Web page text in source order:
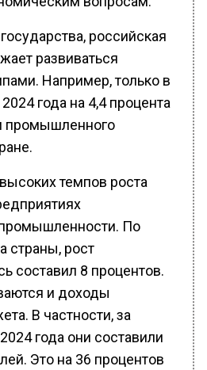
российская
развиваться
Например, только в
года на 4,4 процента
промышленного
темпов роста
По
страны, рост
составил 8 процентов.
и доходы
В частности, за
года они составили
Это на 36 процентов